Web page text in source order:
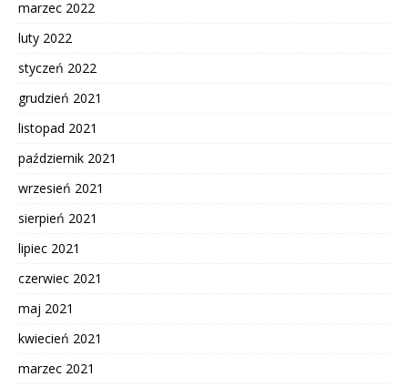
marzec 2022
luty 2022
styczeń 2022
grudzień 2021
listopad 2021
październik 2021
wrzesień 2021
sierpień 2021
lipiec 2021
czerwiec 2021
maj 2021
kwiecień 2021
marzec 2021